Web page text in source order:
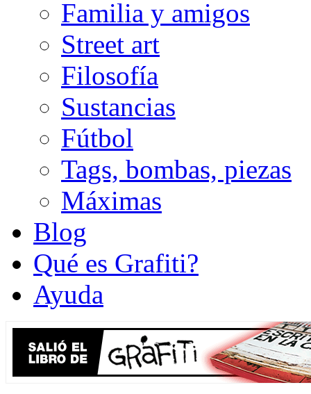
Familia y amigos
Street art
Filosofía
Sustancias
Fútbol
Tags, bombas, piezas
Máximas
Blog
Qué es Grafiti?
Ayuda